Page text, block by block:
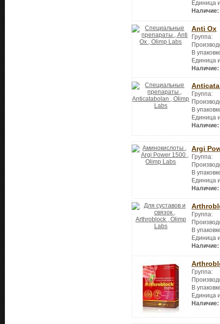
Единица
Наличие:
Anti Ox
Группа:
В
Единица
Наличие:
Группа:
В
Единица
Наличие:
Argi
Группа:
В
Единица
Наличие:
Группа:
В
Единица
Наличие:
Группа:
В
Единица
Наличие: